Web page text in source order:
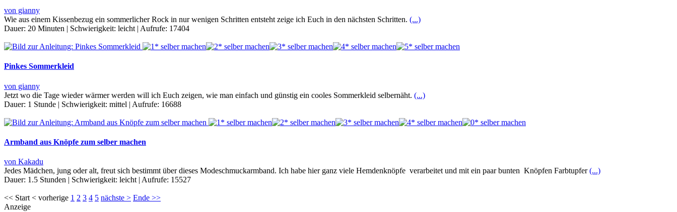
von gianny
Wie aus einem Kissenbezug ein sommerlicher Rock in nur wenigen Schritten entsteht zeige ich Euch in den nächsten Schritten. (...)
Dauer: 20 Minuten | Schwierigkeit: leicht | Aufrufe: 17404
Pinkes Sommerkleid
von gianny
Jetzt wo die Tage wieder wärmer werden will ich Euch zeigen, wie man einfach und günstig ein cooles Sommerkleid selbernäht. (...)
Dauer: 1 Stunde | Schwierigkeit: mittel | Aufrufe: 16688
Armband aus Knöpfe zum selber machen
von Kakadu
Jedes Mädchen, jung oder alt, freut sich bestimmt über dieses Modeschmuckarmband. Ich habe hier ganz viele Hemdenknöpfe verarbeitet und mit ein paar bunten Knöpfen Farbtupfer(...)
Dauer: 1.5 Stunden | Schwierigkeit: leicht | Aufrufe: 15527
<< Start < vorherige 1 2 3 4 5 nächste > Ende >>
Anzeige